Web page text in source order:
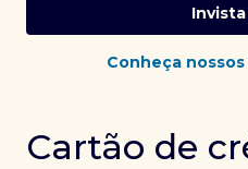
Conheça
Cartão de